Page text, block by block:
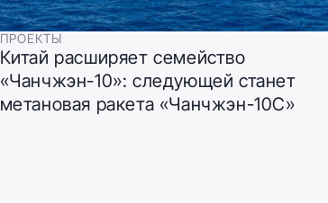
ПРОЕКТЫ
Китай расширяет семейство
«Чанчжэн-10»: следующей станет
метановая ракета «Чанчжэн-10C»